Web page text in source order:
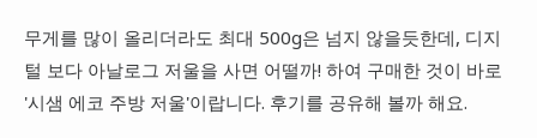
무게를 많이 올리더라도 최대 500g은 넘지 않을듯한데, 디지
털 보다 아날로그 저울을 사면 어떨까! 하여 구매한 것이 바로
'시샘 에코 주방 저울'이랍니다. 후기를 공유해 볼까 해요.